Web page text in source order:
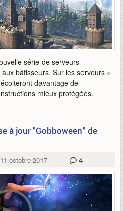
série de serveurs
bâtisseurs. Sur les serveurs «
davantage de
mieux protégées.
à jour "Gobboween" de
11 octobre 2017 4